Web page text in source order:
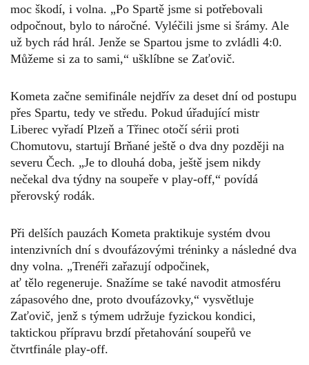
moc škodí, i volna. „Po Spartě jsme si potřebovali
odpočnout, bylo to náročné. Vyléčili jsme si šrámy. Ale
už bych rád hrál. Jenže se Spartou jsme to zvládli 4:0.
Můžeme si za to sami,“ ušklíbne se Zaťovič.
Kometa začne semifinále nejdřív za deset dní od postupu
přes Spartu, tedy ve středu. Pokud úřadující mistr
Liberec vyřadí Plzeň a Třinec otočí sérii proti
Chomutovu, startují Brňané ještě o dva dny později na
severu Čech. „Je to dlouhá doba, ještě jsem nikdy
nečekal dva týdny na soupeře v play-off,“ povídá
přerovský rodák.
Při delších pauzách Kometa praktikuje systém dvou
intenzivních dní s dvoufázovými tréninky a následné dva
dny volna. „Trenéři zařazují odpočinek,
ať tělo regeneruje. Snažíme se také navodit atmosféru
zápasového dne, proto dvoufázovky,“ vysvětluje
Zaťovič, jenž s týmem udržuje fyzickou kondici,
taktickou přípravu brzdí přetahování soupeřů ve
čtvrtfinále play-off.